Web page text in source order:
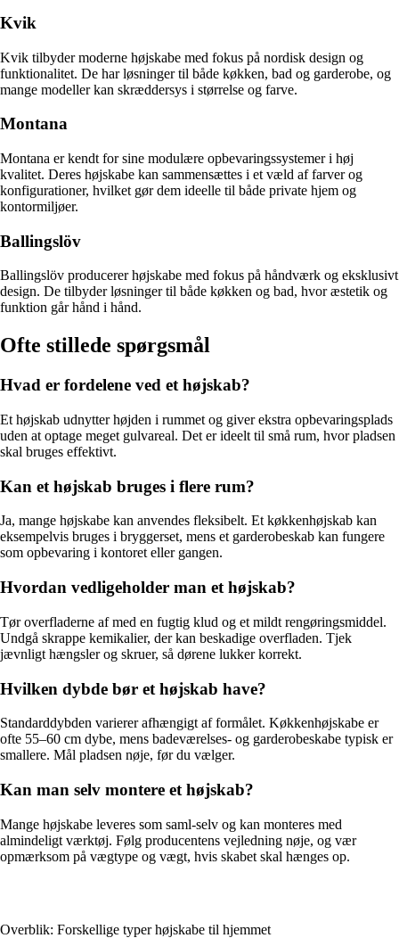
Kvik
Kvik tilbyder moderne højskabe med fokus på nordisk design og
funktionalitet. De har løsninger til både køkken, bad og garderobe, og
mange modeller kan skræddersys i størrelse og farve.
Montana
Montana er kendt for sine modulære opbevaringssystemer i høj
kvalitet. Deres højskabe kan sammensættes i et væld af farver og
konfigurationer, hvilket gør dem ideelle til både private hjem og
kontormiljøer.
Ballingslöv
Ballingslöv producerer højskabe med fokus på håndværk og eksklusivt
design. De tilbyder løsninger til både køkken og bad, hvor æstetik og
funktion går hånd i hånd.
Ofte stillede spørgsmål
Hvad er fordelene ved et højskab?
Et højskab udnytter højden i rummet og giver ekstra opbevaringsplads
uden at optage meget gulvareal. Det er ideelt til små rum, hvor pladsen
skal bruges effektivt.
Kan et højskab bruges i flere rum?
Ja, mange højskabe kan anvendes fleksibelt. Et køkkenhøjskab kan
eksempelvis bruges i bryggerset, mens et garderobeskab kan fungere
som opbevaring i kontoret eller gangen.
Hvordan vedligeholder man et højskab?
Tør overfladerne af med en fugtig klud og et mildt rengøringsmiddel.
Undgå skrappe kemikalier, der kan beskadige overfladen. Tjek
jævnligt hængsler og skruer, så dørene lukker korrekt.
Hvilken dybde bør et højskab have?
Standarddybden varierer afhængigt af formålet. Køkkenhøjskabe er
ofte 55–60 cm dybe, mens badeværelses- og garderobeskabe typisk er
smallere. Mål pladsen nøje, før du vælger.
Kan man selv montere et højskab?
Mange højskabe leveres som saml-selv og kan monteres med
almindeligt værktøj. Følg producentens vejledning nøje, og vær
opmærksom på vægtype og vægt, hvis skabet skal hænges op.
Overblik: Forskellige typer højskabe til hjemmet